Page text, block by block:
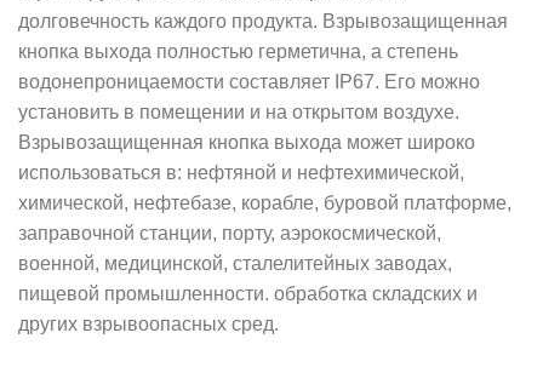
долговечность каждого продукта. Взрывозащищенная
кнопка выхода полностью герметична, а степень
водонепроницаемости составляет IP67. Его можно
установить в помещении и на открытом воздухе.
Взрывозащищенная кнопка выхода может широко
использоваться в: нефтяной и нефтехимической,
химической, нефтебазе, корабле, буровой платформе,
заправочной станции, порту, аэрокосмической,
военной, медицинской, сталелитейных заводах,
пищевой промышленности. обработка складских и
других взрывоопасных сред.